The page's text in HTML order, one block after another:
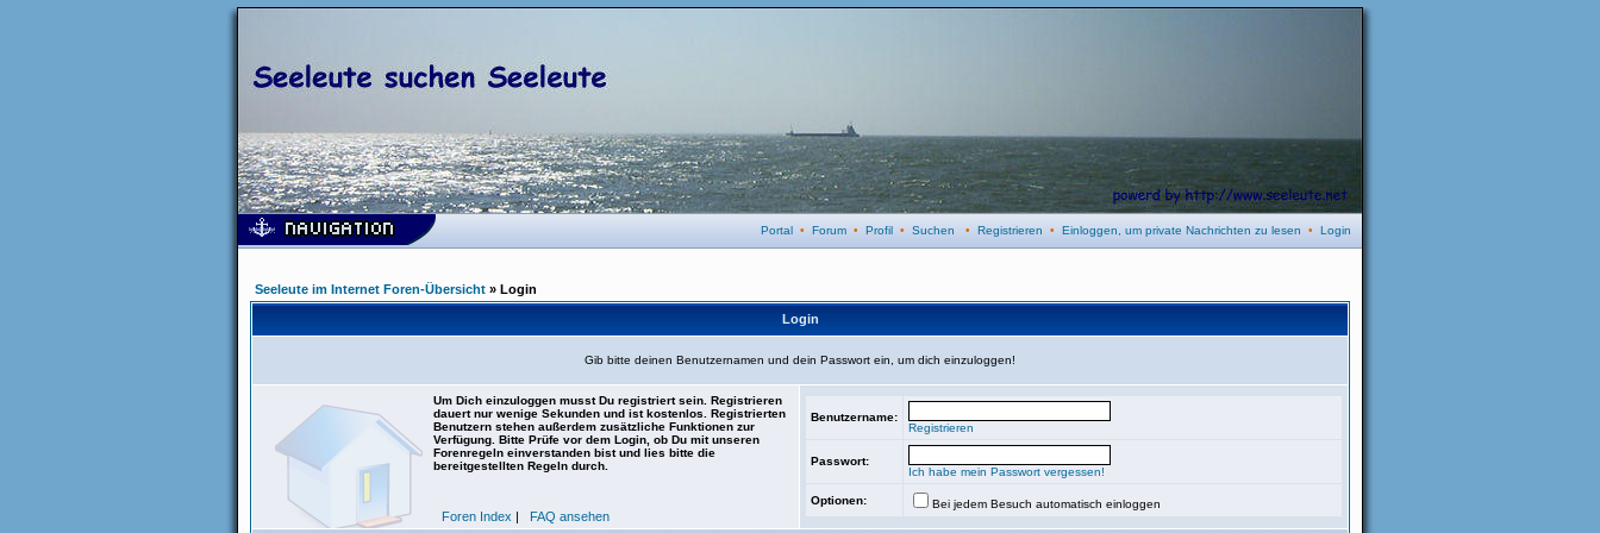
Portal • Forum • Profil • Suchen • Registrieren • Einloggen, um private Nachrichten zu lesen • Login
Seeleute im Internet Foren-Übersicht » Login
Login
Gib bitte deinen Benutzernamen und dein Passwort ein, um dich einzuloggen!
Um Dich einzuloggen musst Du registriert sein. Registrieren
dauert nur wenige Sekunden und ist kostenlos. Registrierten
Benutzern stehen außerdem zusätzliche Funktionen zur
Verfügung. Bitte Prüfe vor dem Login, ob Du mit unseren
Forenregeln einverstanden bist und lies bitte die
bereitgestellten Regeln durch.
Foren Index | FAQ ansehen
Benutzername:
Registrieren
Passwort:
Ich habe mein Passwort vergessen!
Optionen: Bei jedem Besuch automatisch einloggen